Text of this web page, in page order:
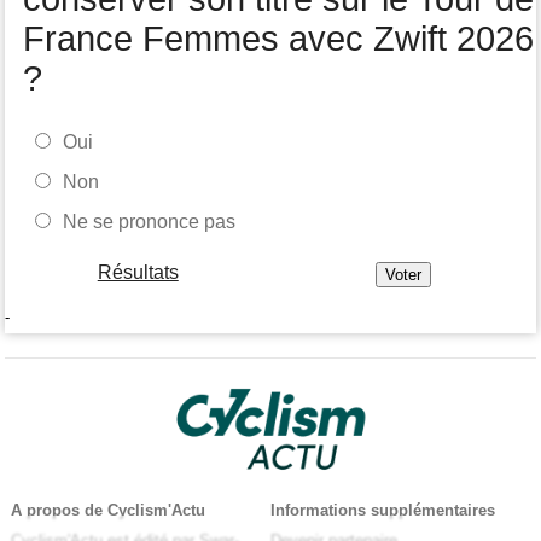
France Femmes avec Zwift 2026
?
Oui
Non
Ne se prononce pas
Résultats
-
A propos de Cyclism'Actu
Informations supplémentaires